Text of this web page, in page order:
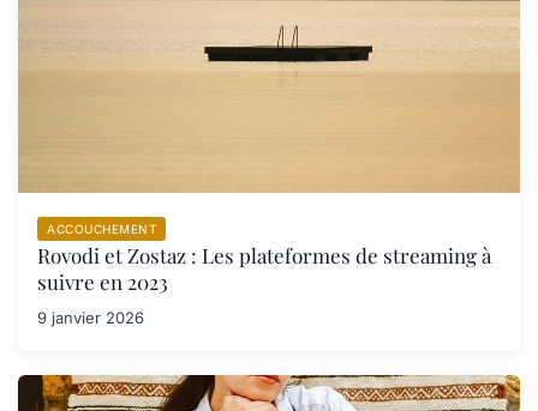
ACCOUCHEMENT
Rovodi et Zostaz : Les plateformes de streaming à
suivre en 2023
9 janvier 2026